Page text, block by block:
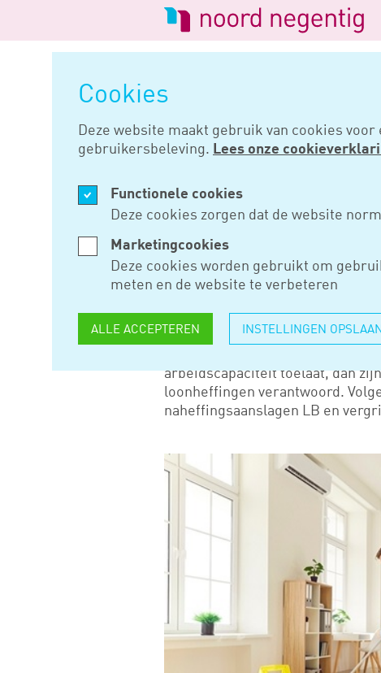
Cookies
Deze website maakt gebruik van cookies voor
gebruikersbeleving. Lees onze
Functionele cookies
Deze cookies zorgen dat de website
Marketingcookies
Deze cookies worden gebruikt om
meten en de website te verbeteren
ALLE ACCEPTEREN INSTELLINGEN
Logo
van
Noord
Negentig
Voor
AUG 28, 2024
VOOR
UREN WAS
Als een ondernemer meer
arbeidscapaciteit toelaat, dan
loonheffingen verantwoord.
naheffingsaanslagen LB en